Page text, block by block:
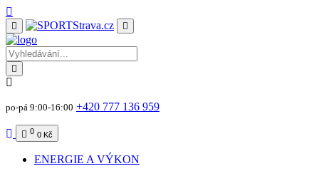
po-pá 9:00-16:00 +420 777 136 959
0 0 Kč
ENERGIE A VÝKON